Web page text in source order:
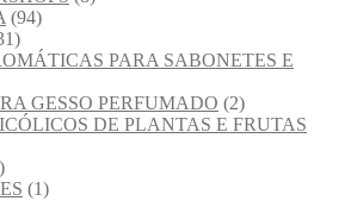
(94)
PARA SABONETES E
GESSO PERFUMADO (2)
DE PLANTAS E FRUTAS
(1)